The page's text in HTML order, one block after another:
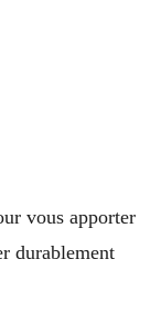
vous apporter
durablement